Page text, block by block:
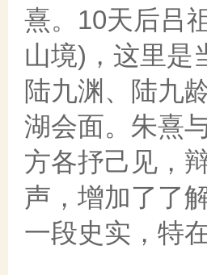
熹。10天后吕
山境)，这里是
陆九渊、陆九
湖会面。朱熹
方各抒己见，
声，增加了了
一段史实，特